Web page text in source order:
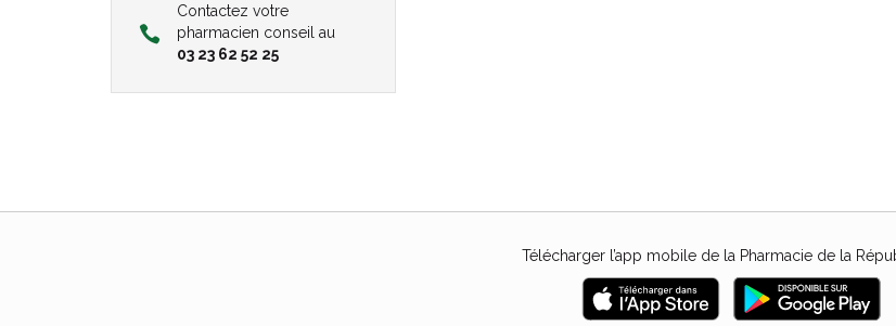
Contactez votre
pharmacien conseil au
03 23 62 52 25
Télécharger l’app mobile de la Pharmacie de la